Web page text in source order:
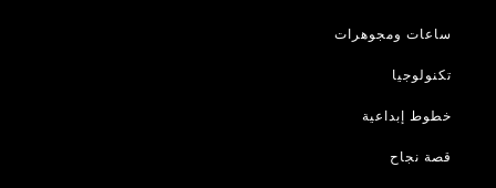
ساعات ومجوهرات
تكنولوجيا
خطوط إبداعية
قصة نجاح